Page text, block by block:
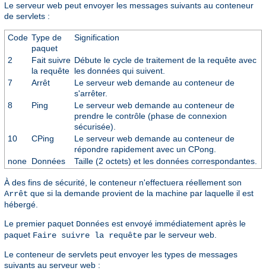
Le serveur web peut envoyer les messages suivants au conteneur
de servlets :
Code Type de
paquet
Signification
2
Fait suivre
la requête
Débute le cycle de traitement de la requête avec
les données qui suivent.
7
Arrêt
Le serveur web demande au conteneur de
s'arrêter.
8
Ping
Le serveur web demande au conteneur de
prendre le contrôle (phase de connexion
sécurisée).
10
CPing
Le serveur web demande au conteneur de
répondre rapidement avec un CPong.
none Données Taille (2 octets) et les données correspondantes.
À des fins de sécurité, le conteneur n'effectuera réellement son
Arrêt que si la demande provient de la machine par laquelle il est
hébergé.
Le premier paquet Données est envoyé immédiatement après le
paquet Faire suivre la requête par le serveur web.
Le conteneur de servlets peut envoyer les types de messages
suivants au serveur web :